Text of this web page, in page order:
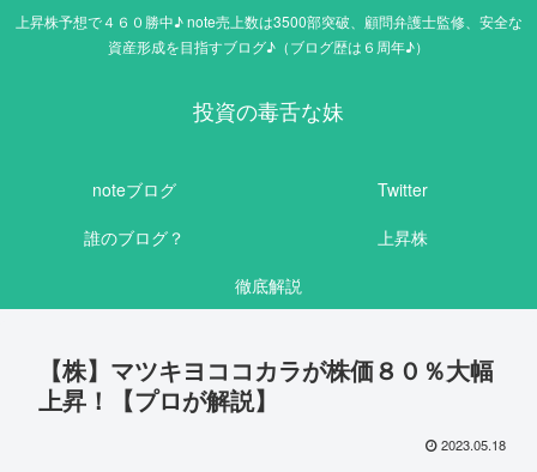
上昇株予想で４６０勝中♪ note売上数は3500部突破、顧問弁護士監修、安全な
資産形成を目指すブログ♪（ブログ歴は６周年♪）
投資の毒舌な妹
noteブログ
Twitter
誰のブログ？
上昇株
徹底解説
【株】マツキヨココカラが株価８０％大幅
上昇！【プロが解説】
2023.05.18